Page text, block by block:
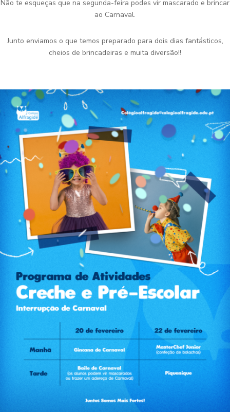
Não te esqueças que na segunda-feira podes vir mascarado e brincar
ao Carnaval.
Junto enviamos o que temos preparado para dois dias fantásticos,
cheios de brincadeiras e muita diversão!!